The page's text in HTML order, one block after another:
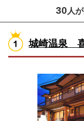
30 人
城崎温泉